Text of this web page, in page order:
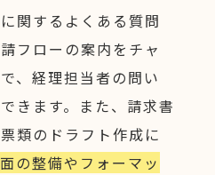
関するよくある質問
フローの案内をチャ
、経理担当者の問い
きます。また、請求書
類のドラフト作成に
の整備やフォーマッ